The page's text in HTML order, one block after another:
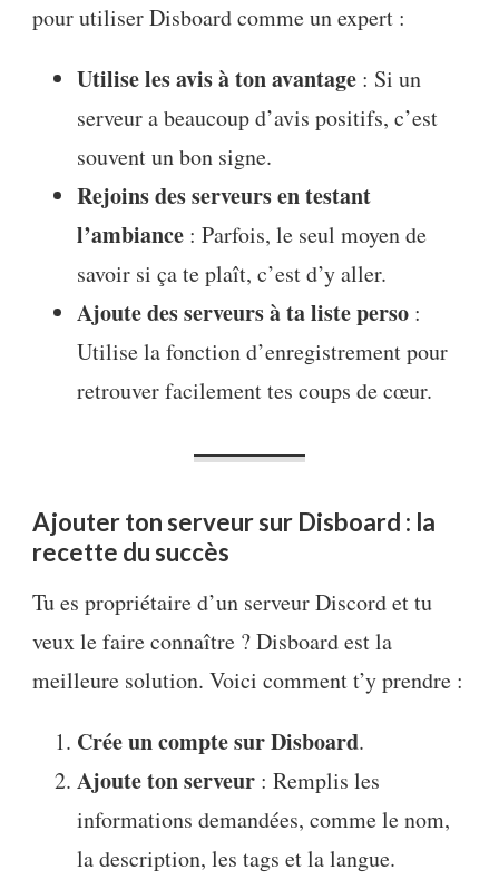
pour utiliser Disboard comme un expert :
Utilise les avis à ton avantage : Si un
serveur a beaucoup d’avis positifs, c’est
souvent un bon signe.
Rejoins des serveurs en testant
l’ambiance : Parfois, le seul moyen de
savoir si ça te plaît, c’est d’y aller.
Ajoute des serveurs à ta liste perso :
Utilise la fonction d’enregistrement pour
retrouver facilement tes coups de cœur.
Ajouter ton serveur sur Disboard : la
recette du succès
Tu es propriétaire d’un serveur Discord et tu
veux le faire connaître ? Disboard est la
meilleure solution. Voici comment t’y prendre :
Crée un compte sur Disboard.
Ajoute ton serveur : Remplis les
informations demandées, comme le nom,
la description, les tags et la langue.